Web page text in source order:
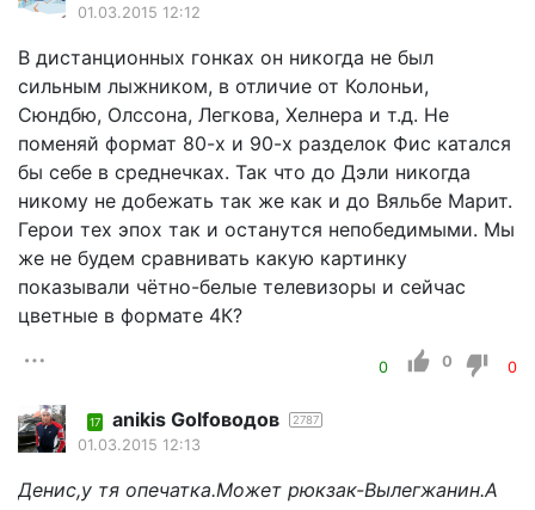
01.03.2015 12:12
В дистанционных гонках он никогда не был
сильным лыжником, в отличие от Колоньи,
Сюндбю, Олссона, Легкова, Хелнера и т.д. Не
поменяй формат 80-х и 90-х разделок Фис катался
бы себе в среднечках. Так что до Дэли никогда
никому не добежать так же как и до Вяльбе Марит.
Герои тех эпох так и останутся непобедимыми. Мы
же не будем сравнивать какую картинку
показывали чётно-белые телевизоры и сейчас
цветные в формате 4К?
0 0 0
17 anikis Golfоводов 2787
01.03.2015 12:13
Денис,у тя опечатка.Может рюкзак-Вылегжанин.А